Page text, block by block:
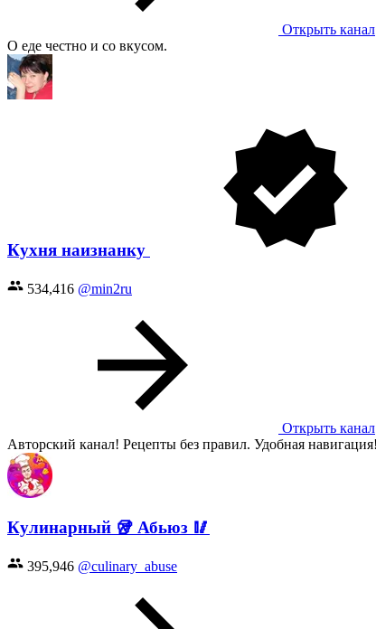
Открыть канал
О еде честно и со вкусом.
Кухня наизнанку
534,416 @min2ru
Открыть канал
Авторский канал! Рецепты без правил. Удобная навигация!
Кулинарный 🥡 Абьюз 🥢
395,946 @culinary_abuse